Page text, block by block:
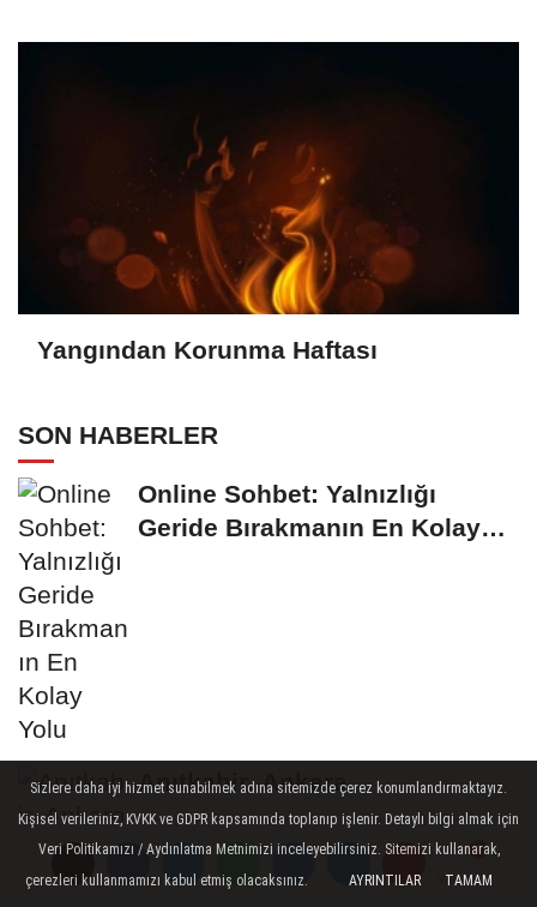
Yorumlar
Yorumlar
Yangından Korunma Haftası
SON HABERLER
Online Sohbet: Yalnızlığı
Geride Bırakmanın En Kolay
Anıtkabir, Ankara
Trsohbet Sohbet Odaları
Sizlere daha iyi hizmet sunabilmek adına sitemizde çerez konumlandırmaktayız.
Kişisel verileriniz, KVKK ve GDPR kapsamında toplanıp işlenir. Detaylı bilgi almak için
Veri Politikamızı / Aydınlatma Metnimizi inceleyebilirsiniz. Sitemizi kullanarak,
çerezleri kullanmamızı kabul etmiş olacaksınız.
AYRINTILAR TAMAM